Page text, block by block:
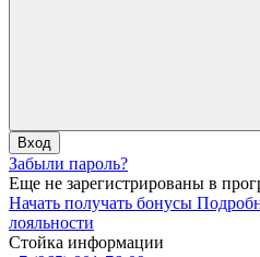
Вход
Забыли пароль?
Еще не зарегистрированы в
Начать получать бонусы
лояльности
Стойка информации